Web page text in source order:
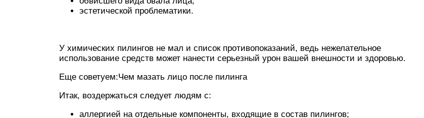
эстетической проблематики.
У химических пилингов не мал и список противопоказаний, ведь нежелательное
использование средств может нанести серьезный урон вашей внешности и здоровью.
Еще советуем:Чем мазать лицо после пилинга
Итак, воздержаться следует людям с:
аллергией на отдельные компоненты, входящие в состав пилингов;